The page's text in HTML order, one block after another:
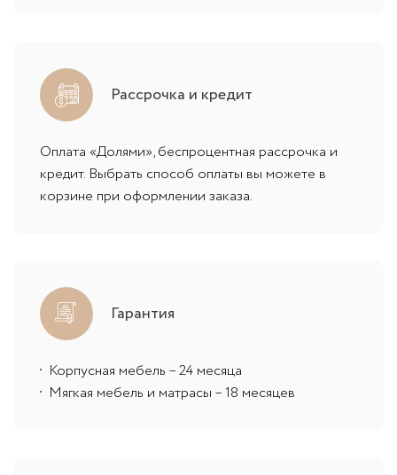
Рассрочка и кредит
Оплата «Долями», беспроцентная рассрочка и
кредит. Выбрать способ оплаты вы можете в
корзине при оформлении заказа.
Гарантия
Корпусная мебель – 24 месяца
Мягкая мебель и матрасы – 18 месяцев